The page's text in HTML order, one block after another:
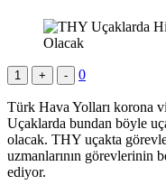
1 + - 0
Türk Hava Yolları korona
Uçaklarda bundan böyle
olacak. THY uçakta
uzmanlarının görevlerinin
ediyor.